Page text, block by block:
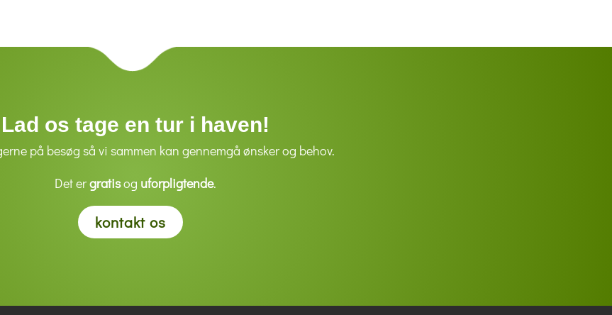
Lad os tage en tur i haven!
på besøg så vi sammen kan gennemgå ønsker og behov.
Det ergratisog uforpligtende.
kontakt os